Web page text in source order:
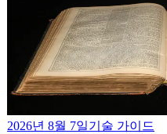
2026년 8월 7일기술 가이드